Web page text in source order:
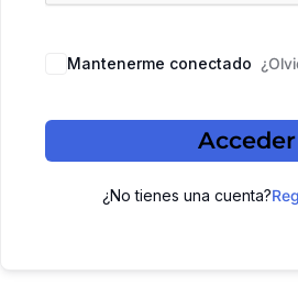
Mantenerme conectado
Acceder
¿No tienes una cuenta?